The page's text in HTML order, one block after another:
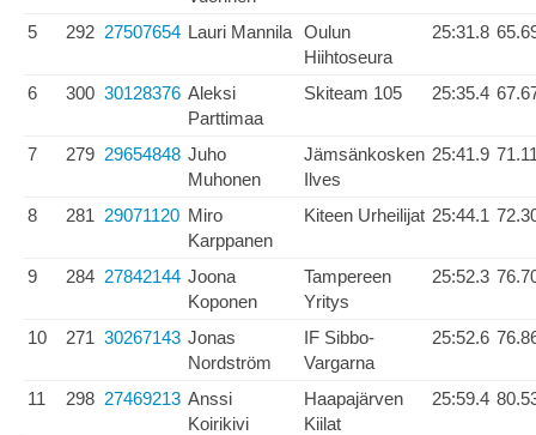
5 292 27507654 Lauri Mannila Oulun
Hiihtoseura
25:31.8
6 300 30128376 Aleksi
Parttimaa
Skiteam 105 25:35.4
7 279 29654848 Juho
Muhonen
Jämsänkosken
Ilves
25:41.9
8 281 29071120 Miro
Karppanen
Kiteen Urheilijat 25:44.1
9 284 27842144 Joona
Koponen
Tampereen
Yritys
25:52.3
10 271 30267143 Jonas
Nordström
IF Sibbo-
Vargarna
25:52.6
11 298 27469213 Anssi
Koirikivi
Haapajärven
Kiilat
25:59.4